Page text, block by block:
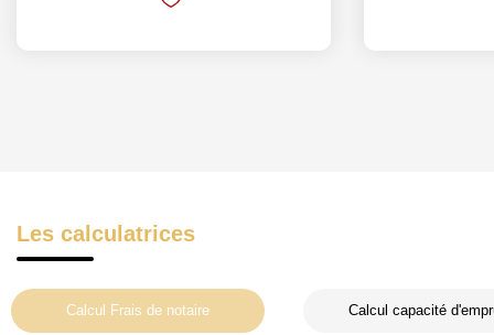
Les calculatrices
Calcul Frais de notaire Calcul capacité